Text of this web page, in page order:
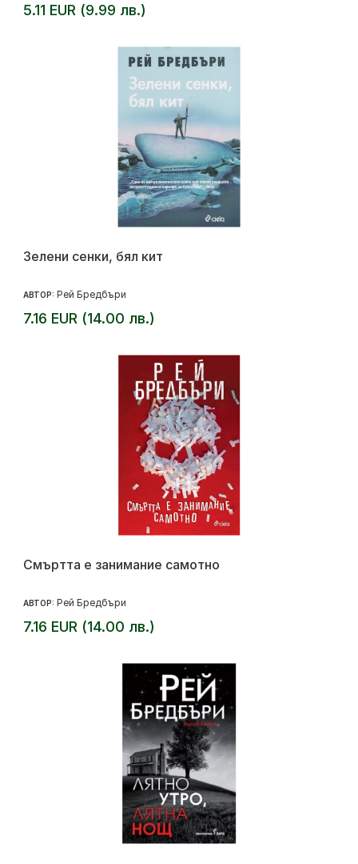
5.11 EUR (9.99 лв.)
Зелени сенки, бял кит
АВТОР: Рей Бредбъри
7.16 EUR (14.00 лв.)
Смъртта е занимание самотно
АВТОР: Рей Бредбъри
7.16 EUR (14.00 лв.)